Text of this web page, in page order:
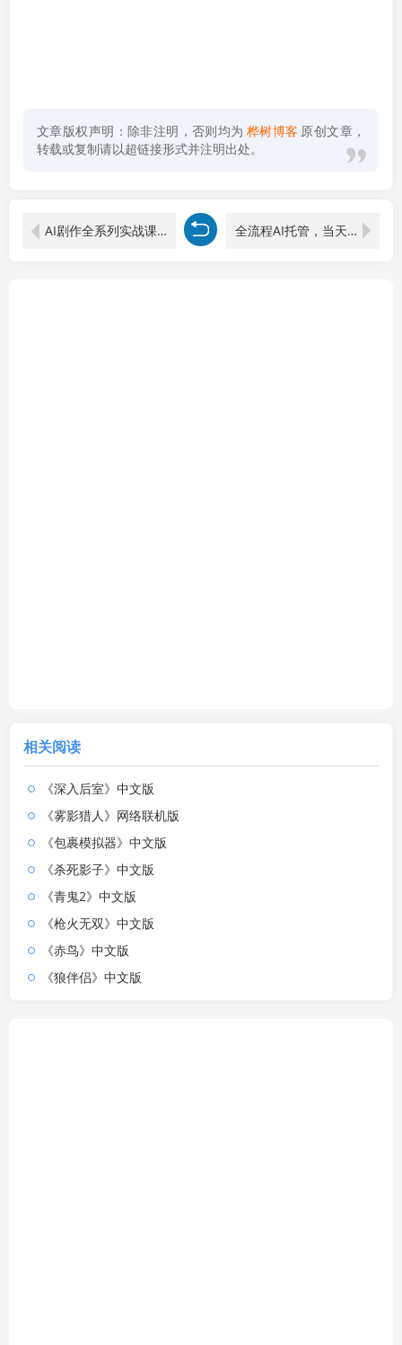
文章版权声明：除非注明，否则均为 桦树博客 原创文章，
转载或复制请以超链接形式并注明出处。
AI剧作全系列实战课：Seedance2.0+Sora2全流程，从改编到成片，批量产出高质量短剧 全流程AI托管，当天做当天出单，单账号轻松日入500+，小白轻松上手
相关阅读
《深入后室》中文版
《雾影猎人》网络联机版
《包裹模拟器》中文版
《杀死影子》中文版
《青鬼2》中文版
《枪火无双》中文版
《赤鸟》中文版
《狼伴侣》中文版